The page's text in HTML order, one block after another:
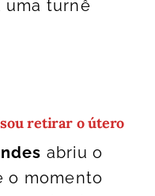
uma turnê
retirar o útero
abriu o
o momento